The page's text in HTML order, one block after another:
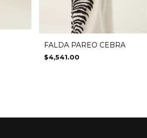
FALDA PAREO CEBRA
$4,541.00